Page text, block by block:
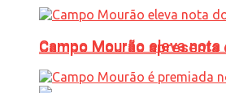
Campo Mourão
Campo Mourão eleva